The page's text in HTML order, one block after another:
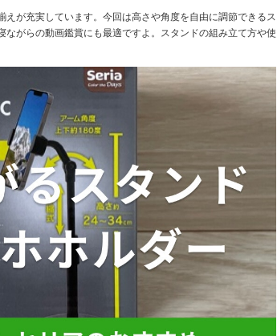
が充実しています。今回は高さや角度を自由に調節できるス
がらの動画鑑賞にも最適ですよ。スタンドの組み立て方や使